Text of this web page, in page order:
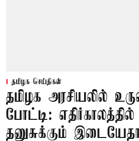
தமிழக செய்திகள்
தமிழக அரசியலில்
போட்டி:
தனுசுக்கும்